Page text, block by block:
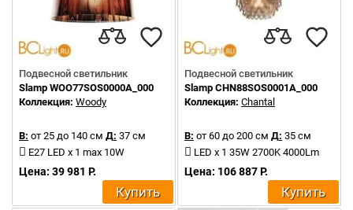
Подвесной светильник
Slamp WOO77SOS0000A_000
Коллекция: Woody
В: от 25 до 140 см Д: 37 см
E27 LED x 1 max 10W
Цена: 39 981 Р.
Купить
Подвесной светильник
Slamp CHN88SOS0001A_000
Коллекция: Chantal
В: от 60 до 200 см Д: 35 см
LED x 1 35W 2700K 4000Lm
Цена: 106 887 Р.
Купить